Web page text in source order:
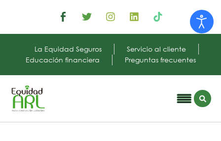
La Equidad Seguros
Servicio al cliente
Educación financiera
Preguntas frecuentes